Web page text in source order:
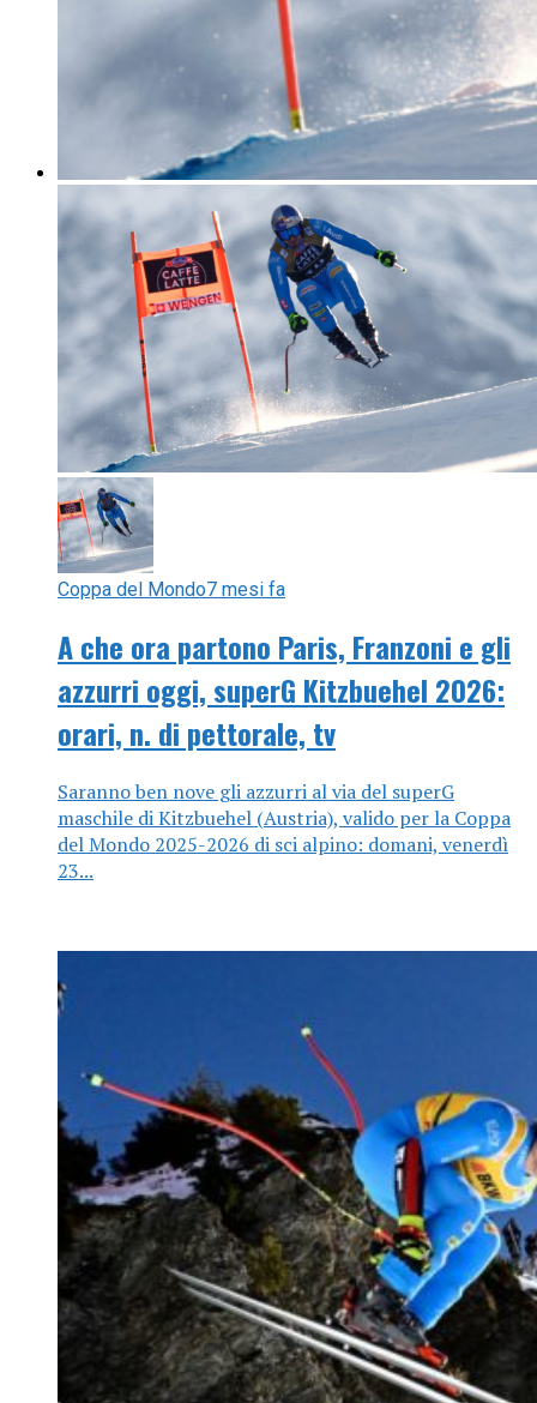
Coppa del Mondo7 mesi fa
A che ora partono Paris, Franzoni e gli
azzurri oggi, superG Kitzbuehel 2026:
orari, n. di pettorale, tv
Saranno ben nove gli azzurri al via del superG
maschile di Kitzbuehel (Austria), valido per la Coppa
del Mondo 2025-2026 di sci alpino: domani, venerdì
23...